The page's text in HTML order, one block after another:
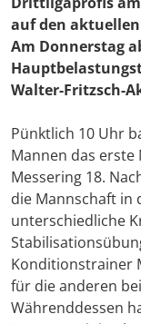
auf den
Am Donnerstag
Walter-Fritzsch-
Pünktlich 10 Uhr
Mannen das erste
Messering 18.
die Mannschaft in
unterschiedliche
Konditionstrainer
für die anderen
Währenddessen